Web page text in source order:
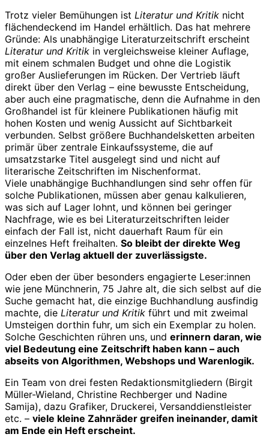
Trotz vieler Bemühungen ist Literatur und Kritik nicht
flächendeckend im Handel erhältlich. Das hat mehrere
Gründe: Als unabhängige Literaturzeitschrift erscheint
Literatur und Kritik in vergleichsweise kleiner Auflage,
mit einem schmalen Budget und ohne die Logistik
großer Auslieferungen im Rücken. Der Vertrieb läuft
direkt über den Verlag – eine bewusste Entscheidung,
aber auch eine pragmatische, denn die Aufnahme in den
Großhandel ist für kleinere Publikationen häufig mit
hohen Kosten und wenig Aussicht auf Sichtbarkeit
verbunden. Selbst größere Buchhandelsketten arbeiten
primär über zentrale Einkaufssysteme, die auf
umsatzstarke Titel ausgelegt sind und nicht auf
literarische Zeitschriften im Nischenformat.
Viele unabhängige Buchhandlungen sind sehr offen für
solche Publikationen, müssen aber genau kalkulieren,
was sich auf Lager lohnt, und können bei geringer
Nachfrage, wie es bei Literaturzeitschriften leider
einfach der Fall ist, nicht dauerhaft Raum für ein
einzelnes Heft freihalten. So bleibt der direkte Weg
über den Verlag aktuell der zuverlässigste.
Oder eben der über besonders engagierte Leser:innen
wie jene Münchnerin, 75 Jahre alt, die sich selbst auf die
Suche gemacht hat, die einzige Buchhandlung ausfindig
machte, die Literatur und Kritik führt und mit zweimal
Umsteigen dorthin fuhr, um sich ein Exemplar zu holen.
Solche Geschichten rühren uns, und erinnern daran, wie
viel Bedeutung eine Zeitschrift haben kann – auch
abseits von Algorithmen, Webshops und Warenlogik.
Ein Team von drei festen Redaktionsmitgliedern (Birgit
Müller-Wieland, Christine Rechberger und Nadine
Samija), dazu Grafiker, Druckerei, Versanddienstleister
etc. – viele kleine Zahnräder greifen ineinander, damit
am Ende ein Heft erscheint.